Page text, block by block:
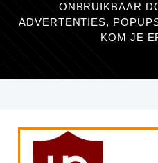
ONBRUIKBAAR
ADVERTENTIES,
KOM JE